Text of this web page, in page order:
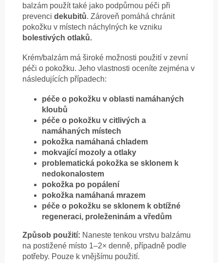
balzám použít také jako podpůrnou péči při
prevenci dekubitů. Zároveň pomáhá chránit
pokožku v místech náchylných ke vzniku
bolestivých otlaků.
Krém/balzám má široké možnosti použití v zevní
péči o pokožku. Jeho vlastnosti oceníte zejména v
následujících případech:
péče o pokožku v oblasti namáhaných
kloubů
péče o pokožku v citlivých a
namáhaných místech
pokožka namáhaná chladem
mokvající mozoly a otlaky
problematická pokožka se sklonem k
nedokonalostem
pokožka po popálení
pokožka namáhaná mrazem
péče o pokožku se sklonem k obtížné
regeneraci, proleženinám a vředům
Způsob použití: Naneste tenkou vrstvu balzámu
na postižené místo 1–2× denně, případně podle
potřeby. Pouze k vnějšímu použití.